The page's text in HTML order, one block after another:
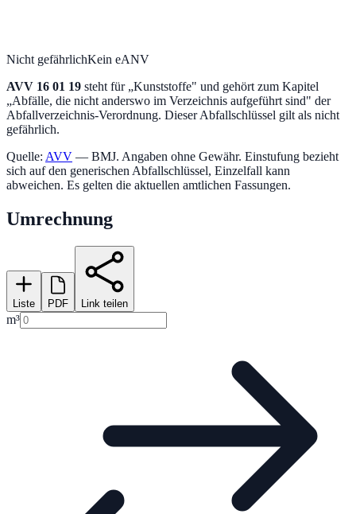
Nicht gefährlichKein eANV
AVV 16 01 19 steht für „Kunststoffe" und gehört zum Kapitel
„Abfälle, die nicht anderswo im Verzeichnis aufgeführt sind" der
Abfallverzeichnis-Verordnung. Dieser Abfallschlüssel gilt als nicht
gefährlich.
Quelle: AVV — BMJ. Angaben ohne Gewähr. Einstufung bezieht
sich auf den generischen Abfallschlüssel, Einzelfall kann
abweichen. Es gelten die aktuellen amtlichen Fassungen.
Umrechnung
Liste PDF Link teilen
m³